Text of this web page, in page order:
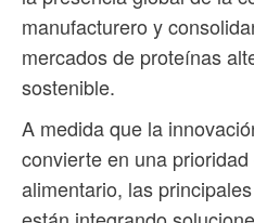
manufacturero y
mercados de proteínas
sostenible.
A medida que la
convierte en una
alimentario, las